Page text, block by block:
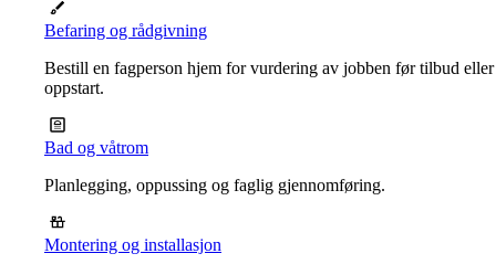
Befaring og rådgivning
Bestill en fagperson hjem for vurdering av jobben før tilbud eller
oppstart.
Bad og våtrom
Planlegging, oppussing og faglig gjennomføring.
Montering og installasjon